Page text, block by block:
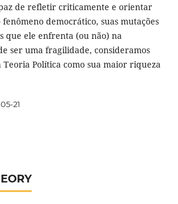
de refletir criticamente e orientar
democrático, suas mutações
que ele enfrenta (ou não) na
ser uma fragilidade, consideramos
Política como sua maior riqueza
21